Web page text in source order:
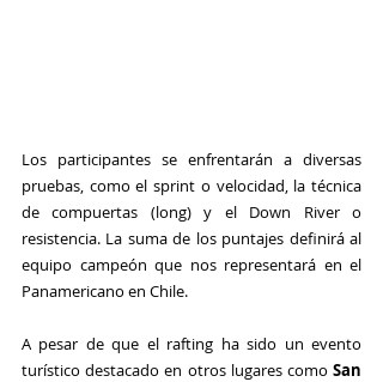
Los participantes se enfrentarán a diversas
pruebas, como el sprint o velocidad, la técnica
de compuertas (long) y el Down River o
resistencia. La suma de los puntajes definirá al
equipo campeón que nos representará en el
Panamericano en Chile.
A pesar de que el rafting ha sido un evento
turístico destacado en otros lugares como San